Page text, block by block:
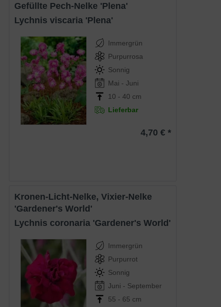
Gefüllte Pech-Nelke 'Plena'
Lychnis viscaria 'Plena'
Immergrün
Purpurrosa
Sonnig
Mai - Juni
10 - 40 cm
Lieferbar
4,70 € *
Kronen-Licht-Nelke, Vixier-Nelke
'Gardener's World'
Lychnis coronaria 'Gardener's World'
Immergrün
Purpurrot
Sonnig
Juni - September
55 - 65 cm